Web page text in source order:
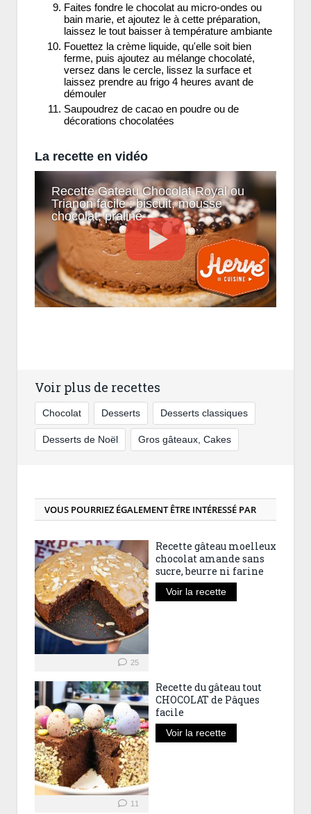
Faites fondre le chocolat au micro-ondes ou
bain marie, et ajoutez le à cette préparation,
laissez le tout baisser à température ambiante
Fouettez la crème liquide, qu'elle soit bien
ferme, puis ajoutez au mélange chocolaté,
versez dans le cercle, lissez la surface et
laissez prendre au frigo 4 heures avant de
démouler
Saupoudrez de cacao en poudre ou de
décorations chocolatées
La recette en vidéo
Recette Gateau Chocolat Royal ou
Trianon facile : biscuit, mousse
chocolat, praliné
Voir plus de recettes
Chocolat Desserts Desserts classiques
Desserts de Noël Gros gâteaux, Cakes
VOUS POURRIEZ ÉGALEMENT ÊTRE INTÉRESSÉ PAR
25
Recette gâteau moelleux
chocolat amande sans
sucre, beurre ni farine
Voir la recette
11
Recette du gâteau tout
CHOCOLAT de Pâques
facile
Voir la recette